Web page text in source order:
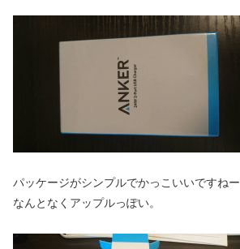
パッケージがシンプルでかっこいいですねー
なんとなくアップルっぽい。